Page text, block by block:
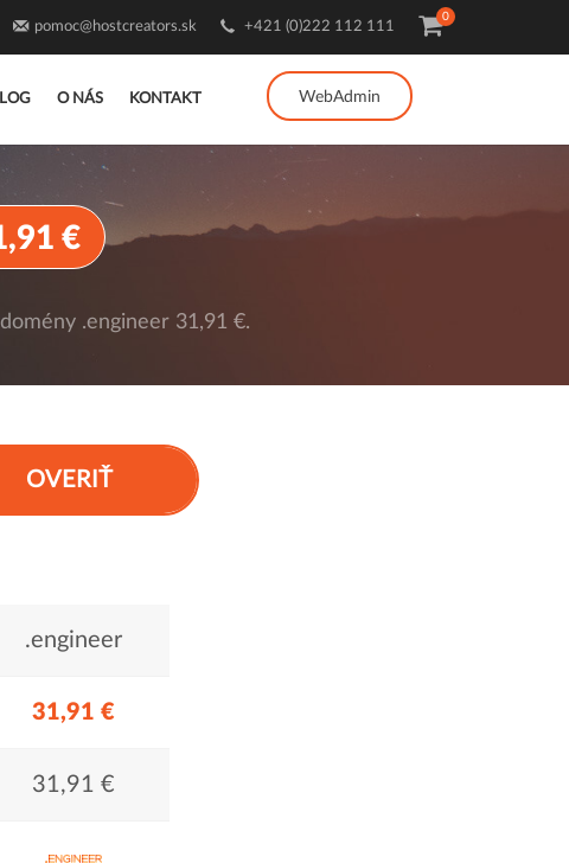
O NÁS KONTAKT WebAdmin
pomoc@hostcreators.sk +421 (0)222 112 111
0
€
.engineer 31,91 €.
OVERIŤ
.engineer
31,91 €
31,91 €